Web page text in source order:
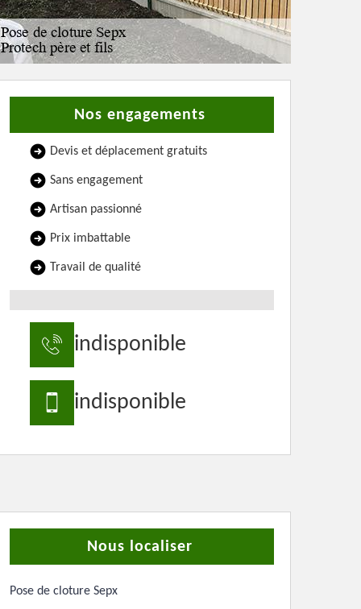
Nos engagements
Devis et déplacement gratuits
Sans engagement
Artisan passionné
Prix imbattable
Travail de qualité
indisponible
indisponible
Nous localiser
Pose de cloture Sepx